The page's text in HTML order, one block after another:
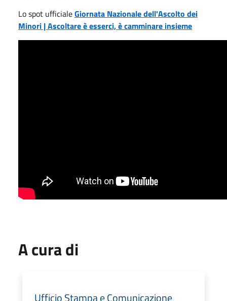
Lo spot ufficialeGiornata Nazionale dell'Ascolto dei
Minori | Ascoltare è esserci, è camminare insieme
A cura di
Ufficio Stampa e Comunicazione